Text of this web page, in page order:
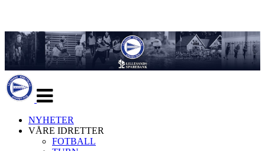
navigasjon
NYHETER
VÅRE IDRETTER
FOTBALL